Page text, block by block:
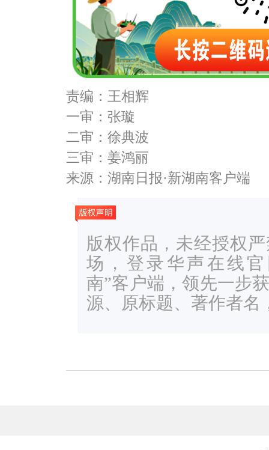
责编：王相辉
一审：张璇
二审：徐典波
三审：姜鸿丽
来源：湖南日报·新湖南客户端
版权作品，未经授权
场，登录华声在线官
南”客户端，领先一步
源、原标题、著作者名